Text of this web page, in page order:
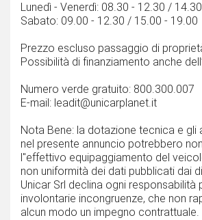
Lunedì - Venerdì: 08.30 - 12.30 /
Sabato: 09.00 - 12.30 / 15.00 - 19.00
Prezzo escluso passaggio di
Possibilità di finanziamento anche
Numero verde gratuito: 800.300.007
E-mail: leadit@unicarplanet.it
Nota Bene: la dotazione tecnica e gli
nel presente annuncio potrebbero
l''effettivo equipaggiamento del
non uniformità dei dati pubblicati dai
Unicar Srl declina ogni responsabilità
involontarie incongruenze, che non
alcun modo un impegno contrattuale.